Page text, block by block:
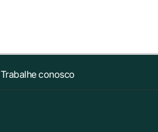
Trabalhe conosco